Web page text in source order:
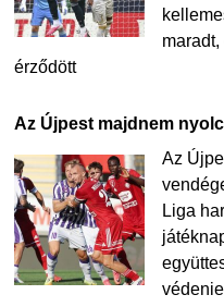
érződött
Az Újpest majdnem
Az
Liga